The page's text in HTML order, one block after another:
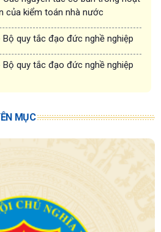
của kiểm toán nhà nước
Bộ quy tắc đạo đức nghề nghiệp
Bộ quy tắc đạo đức nghề nghiệp
MỤC